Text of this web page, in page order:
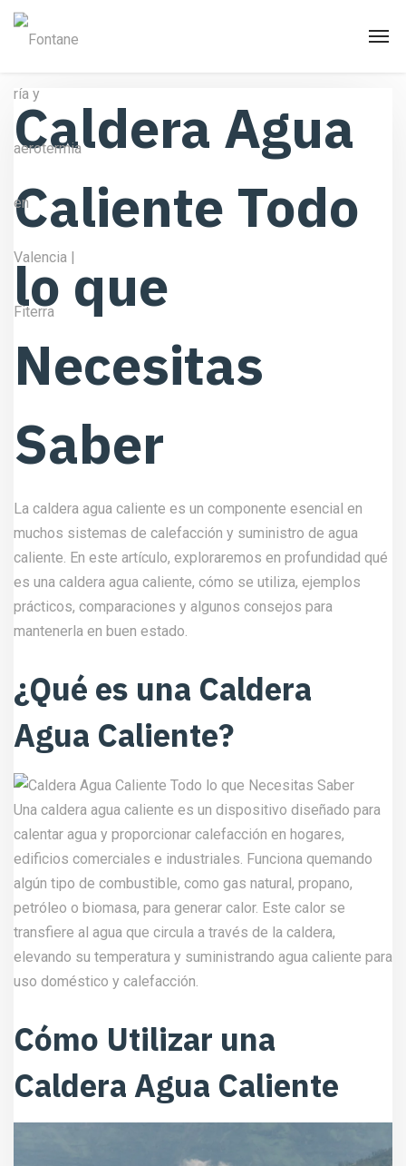
Caldera Agua
Caliente Todo
lo que
Necesitas
Saber
La caldera agua caliente es un componente esencial en
muchos sistemas de calefacción y suministro de agua
caliente. En este artículo, exploraremos en profundidad qué
es una caldera agua caliente, cómo se utiliza, ejemplos
prácticos, comparaciones y algunos consejos para
mantenerla en buen estado.
¿Qué es una Caldera
Agua Caliente?
Una caldera agua caliente es un dispositivo diseñado para
calentar agua y proporcionar calefacción en hogares,
edificios comerciales e industriales. Funciona quemando
algún tipo de combustible, como gas natural, propano,
petróleo o biomasa, para generar calor. Este calor se
transfiere al agua que circula a través de la caldera,
elevando su temperatura y suministrando agua caliente para
uso doméstico y calefacción.
Cómo Utilizar una
Caldera Agua Caliente